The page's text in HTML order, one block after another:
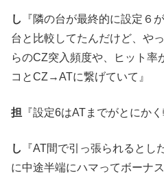
し
『隣の台が最終的に設定６
台と比較してたんだけど、や
らのCZ突入頻度や、ヒット率
コとCZ→ATに繋げていて』
担 『設定6はATまでがとにか
し
『AT間で引っ張られると
に中途半端にハマってボーナ